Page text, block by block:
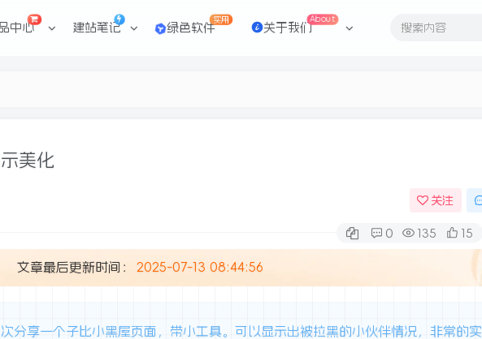
中心 建站笔记 绿色软件
实用
关于我们
About
美化
关注
0 135 15
文章最后更新时间： 2025-07-13 08:44:56
分享一个子比小黑屋页面，带小工具。可以显示出被拉黑的小伙伴情况，非常的实